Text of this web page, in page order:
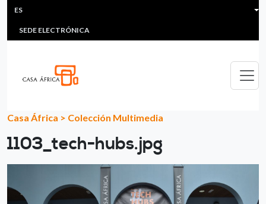
Pasar al contenido principal
HEADER MENU
MULTIMEDIA
SEDE ELECTRÓNICA
ES
Casa África > Colección Multimedia
1103_tech-hubs.jpg